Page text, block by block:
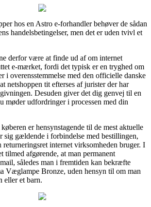
hos en Astro e-forhandler behøver de sådan
handelsbetingelser, men det er uden tvivl et
derfor være at finde ud af om internet
e-mærket, fordi det typisk er en tryghed om
i overensstemmelse med den officielle danske
netshoppen tit efterses af jurister der har
Desuden giver det dig genvej til en
møder udfordringer i processen med din
er hensynstagende til de mest aktuelle
sig gældende i forbindelse med bestillingen,
internet virksomheden bruger. I
tilmed afgørende, at man permanent
således man i fremtiden kan bekræfte
Væglampe Bronze, uden hensyn til om man
eller et barn.